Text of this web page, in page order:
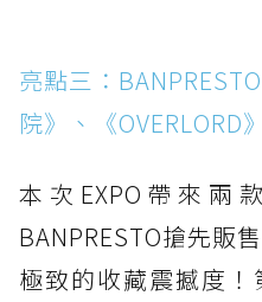
亮點三：
院》、《OVERLORD
本次EXPO帶來兩
BANPRESTO搶先販
極致的收藏震撼度